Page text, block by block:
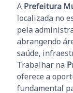
A Prefeitura
localizada no
pela
abrangendo
saúde,
Trabalhar na
oferece a
fundamental